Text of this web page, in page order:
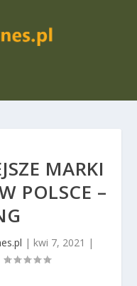
MARKI
POLSCE –
| kwi 7, 2021 |